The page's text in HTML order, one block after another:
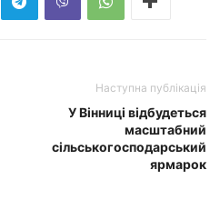
Наступна публікація
У Вінниці відбудеться
масштабний
сільськогосподарський
ярмарок